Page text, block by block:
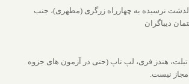
نرسیده به چهارراه زرگری (مطهری)، جنب
دیباگران
تبلت، هندز فری، لپ تاپ (حتی در آزمون های جزوه
مجاز نیست.